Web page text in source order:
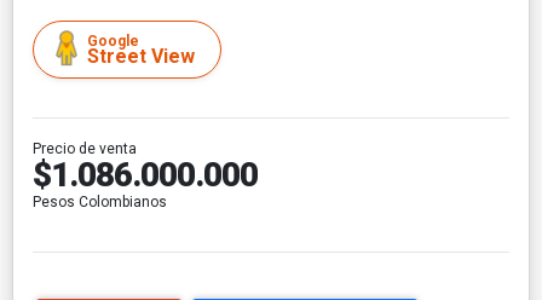
Google
Street View
Precio de venta
$1.086.000.000
Pesos Colombianos